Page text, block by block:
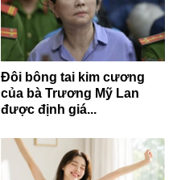
Đôi bông tai kim cương
của bà Trương Mỹ Lan
được định giá...